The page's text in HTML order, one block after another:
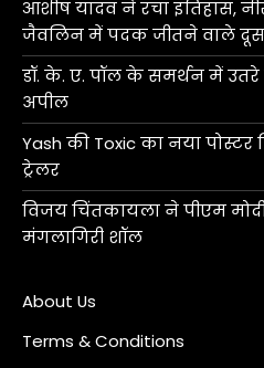
आशीष यादव ने रचा इतिहास,
जैवलिन में पदक जीतने वाले
डॉ. के. ए. पॉल के समर्थन में उतरे
अपील
Yash की Toxic का नया
ट्रेलर
विजय चिंतकायला ने पीएम
मंगलागिरी शॉल
About Us
Terms & Conditions